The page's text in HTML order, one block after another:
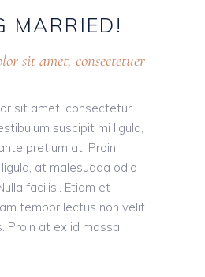
MARRIED!
sit amet, consectetuer
sit amet, consectetur
suscipit mi ligula,
pretium at. Proin
at malesuada odio
facilisi. Etiam et
tempor lectus non velit
Proin at ex id massa